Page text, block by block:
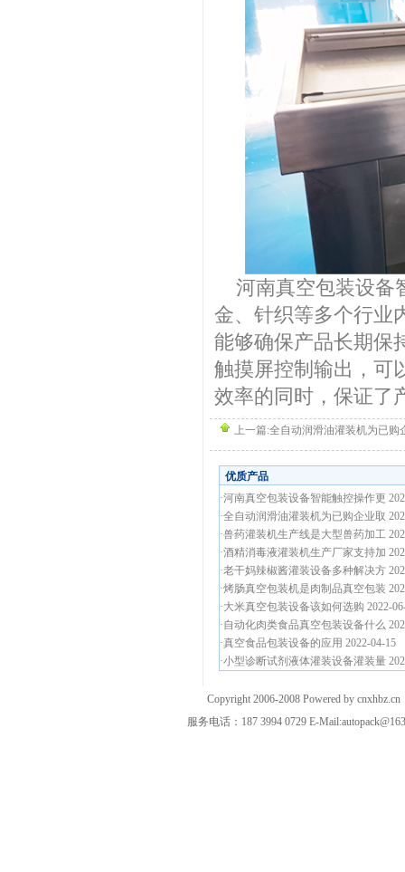
河南真空包装设备
金、针织等多个行业
能够确保产品长期保
触摸屏控制输出，可
效率的同时，保证了
上一篇:全自动润滑油灌装机为已购
优质产品
·河南真空包装设备智能触控操作更
·全自动润滑油灌装机为已购企业取
·兽药灌装机生产线是大型兽药加工
·酒精消毒液灌装机生产厂家支持加
·老干妈辣椒酱灌装设备多种解决方
·烤肠真空包装机是肉制品真空包装
·大米真空包装设备该如何选购 2022-
·自动化肉类食品真空包装设备什么
·真空食品包装设备的应用 2022-04-15
·小型诊断试剂液体灌装设备灌装量
Copyright 2006-2008 Powered by
服务电话：187 3994 0729 E-